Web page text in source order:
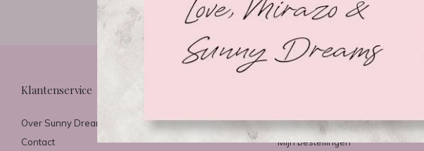
Klantenservice
Over Sunny Dreams & Mirazo
Contact
Registreren
Mijn bestellingen